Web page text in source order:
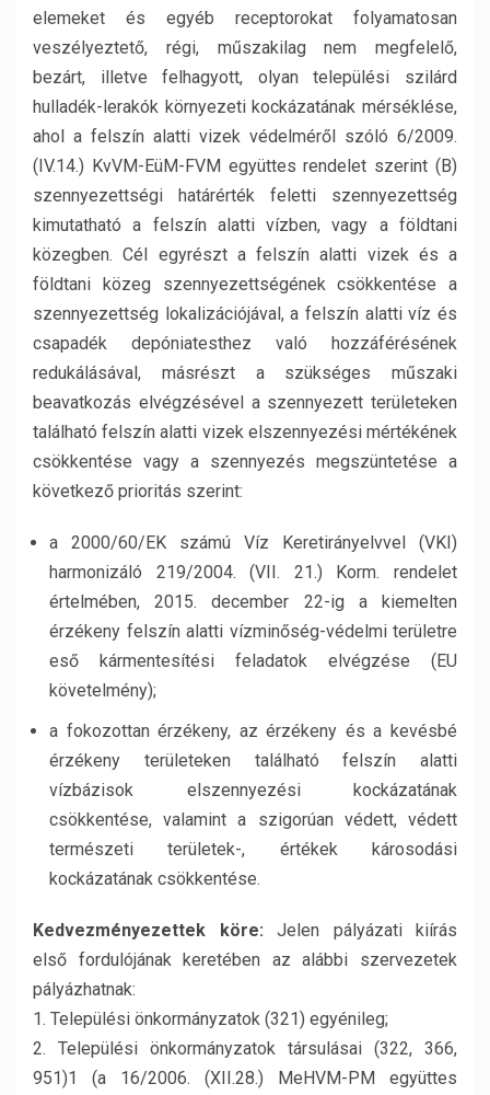
elemeket és egyéb receptorokat folyamatosan
veszélyeztető, régi, műszakilag nem megfelelő,
bezárt, illetve felhagyott, olyan települési szilárd
hulladék-lerakók környezeti kockázatának mérséklése,
ahol a felszín alatti vizek védelméről szóló 6/2009.
(IV.14.) KvVM-EüM-FVM együttes rendelet szerint (B)
szennyezettségi határérték feletti szennyezettség
kimutatható a felszín alatti vízben, vagy a földtani
közegben. Cél egyrészt a felszín alatti vizek és a
földtani közeg szennyezettségének csökkentése a
szennyezettség lokalizációjával, a felszín alatti víz és
csapadék depóniatesthez való hozzáférésének
redukálásával, másrészt a szükséges műszaki
beavatkozás elvégzésével a szennyezett területeken
található felszín alatti vizek elszennyezési mértékének
csökkentése vagy a szennyezés megszüntetése a
következő prioritás szerint:
a 2000/60/EK számú Víz Keretirányelvvel (VKI)
harmonizáló 219/2004. (VII. 21.) Korm. rendelet
értelmében, 2015. december 22-ig a kiemelten
érzékeny felszín alatti vízminőség-védelmi területre
eső kármentesítési feladatok elvégzése (EU
követelmény);
a fokozottan érzékeny, az érzékeny és a kevésbé
érzékeny területeken található felszín alatti
vízbázisok elszennyezési kockázatának
csökkentése, valamint a szigorúan védett, védett
természeti területek-, értékek károsodási
kockázatának csökkentése.
Kedvezményezettek köre: Jelen pályázati kiírás
első fordulójának keretében az alábbi szervezetek
pályázhatnak:
1. Települési önkormányzatok (321) egyénileg;
2. Települési önkormányzatok társulásai (322, 366,
951)1 (a 16/2006. (XII.28.) MeHVM-PM együttes